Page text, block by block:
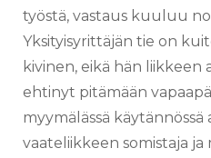
työstä, vastaus kuuluu
Yksityisyrittäjän tie on
kivinen, eikä hän liikkeen
ehtinyt pitämään
myymälässä käytännössä
vaateliikkeen somistaja ja